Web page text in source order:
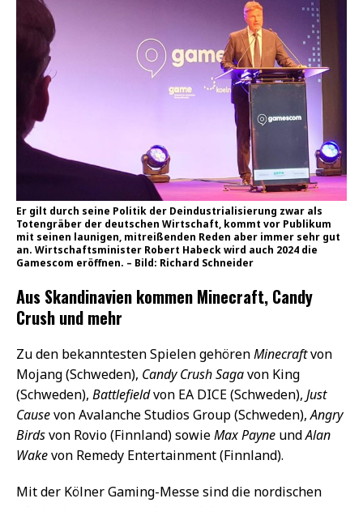
Er gilt durch seine Politik der Deindustrialisierung zwar als
Totengräber der deutschen Wirtschaft, kommt vor Publikum
mit seinen launigen, mitreißenden Reden aber immer sehr gut
an. Wirtschaftsminister Robert Habeck wird auch 2024 die
Gamescom eröffnen. – Bild: Richard Schneider
Aus Skandinavien kommen Minecraft, Candy
Crush und mehr
Zu den bekanntesten Spielen gehörenMinecraftvon
Mojang (Schweden), Candy Crush Sagavon King
(Schweden), Battlefieldvon EA DICE (Schweden), Just
Causevon Avalanche Studios Group (Schweden),Angry
Birdsvon Rovio (Finnland) sowieMax Payne undAlan
Wakevon Remedy Entertainment (Finnland).
Mit der Kölner Gaming-Messe sind die nordischen